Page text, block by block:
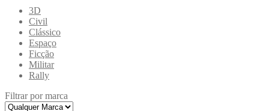
3D
Civil
Clássico
Espaço
Ficção
Militar
Rally
Filtrar por marca